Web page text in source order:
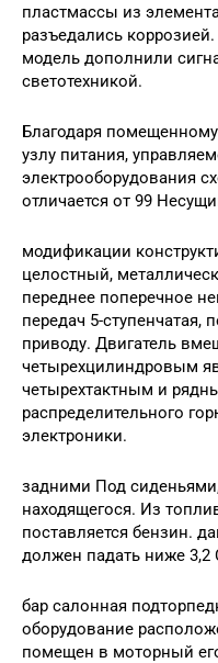
пластмассы из
разъедались
модель дополнили
светотехникой.
Благодаря
узлу питания,
электрооборудования
отличается от 99
модификации
целостный,
переднее поперечное
передач 5-
приводу. Двигатель
четырехцилиндровым
четырехтактным и
распределительного
электроники.
задними Под
находящегося. Из
поставляется бензин.
должен падать ниже 3,2
бар салонная
оборудование
помещен в моторный